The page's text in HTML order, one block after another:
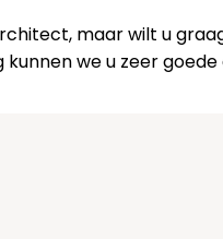
maar wilt u
we u zeer